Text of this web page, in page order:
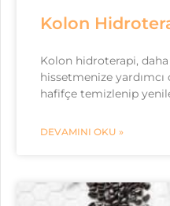
Kolon
Kolon hidroterapi,
hissetmenize yardımcı
hafifçe temizlenip
DEVAMINI OKU »